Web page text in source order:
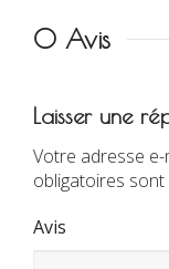
0 Avis
Laisser une
Votre adresse e-
obligatoires
Avis